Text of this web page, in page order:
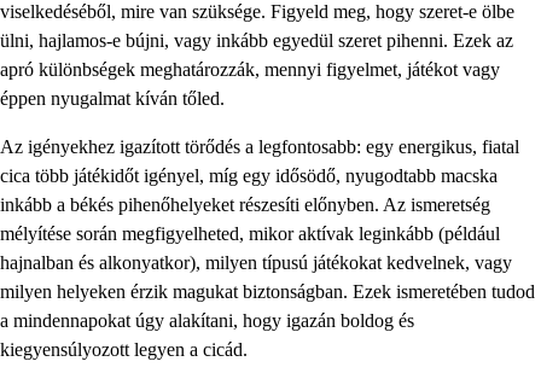
viselkedéséből, mire van szüksége. Figyeld meg, hogy szeret-e ölbe
ülni, hajlamos-e bújni, vagy inkább egyedül szeret pihenni. Ezek az
apró különbségek meghatározzák, mennyi figyelmet, játékot vagy
éppen nyugalmat kíván tőled.
Az igényekhez igazított törődés a legfontosabb: egy energikus, fiatal
cica több játékidőt igényel, míg egy idősödő, nyugodtabb macska
inkább a békés pihenőhelyeket részesíti előnyben. Az ismeretség
mélyítése során megfigyelheted, mikor aktívak leginkább (például
hajnalban és alkonyatkor), milyen típusú játékokat kedvelnek, vagy
milyen helyeken érzik magukat biztonságban. Ezek ismeretében tudod
a mindennapokat úgy alakítani, hogy igazán boldog és
kiegyensúlyozott legyen a cicád.